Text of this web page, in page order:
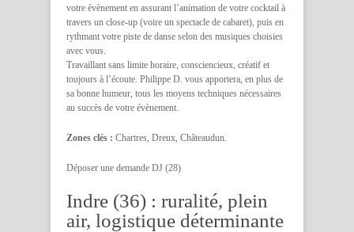
votre évènement en assurant l’animation de votre cocktail à
travers un close-up (voire un spectacle de cabaret), puis en
rythmant votre piste de danse selon des musiques choisies
avec vous.
Travaillant sans limite horaire, consciencieux, créatif et
toujours à l’écoute. Philippe D. vous apportera, en plus de
sa bonne humeur, tous les moyens techniques nécessaires
au succès de votre évènement.
Zones clés : Chartres, Dreux, Châteaudun.
Déposer une demande DJ (28)
Indre (36) : ruralité, plein
air, logistique déterminante